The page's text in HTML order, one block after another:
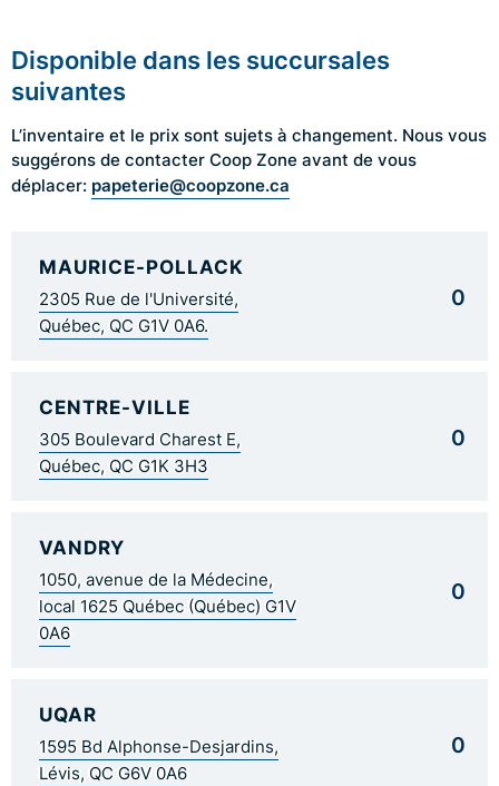
Disponible dans les succursales
suivantes
L’inventaire et le prix sont sujets à changement. Nous vous
suggérons de contacter Coop Zone avant de vous
déplacer: papeterie@coopzone.ca
MAURICE-POLLACK
2305 Rue de l'Université,
Québec, QC G1V 0A6.
0
CENTRE-VILLE
305 Boulevard Charest E,
Québec, QC G1K 3H3
0
VANDRY
1050, avenue de la Médecine,
local 1625 Québec (Québec) G1V
0A6
0
UQAR
1595 Bd Alphonse-Desjardins,
Lévis, QC G6V 0A6
0